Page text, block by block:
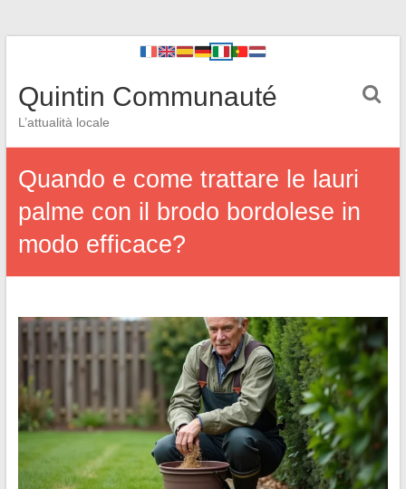
Quintin Communauté
L’attualità locale
Quando e come trattare le lauri
palme con il brodo bordolese in
modo efficace?